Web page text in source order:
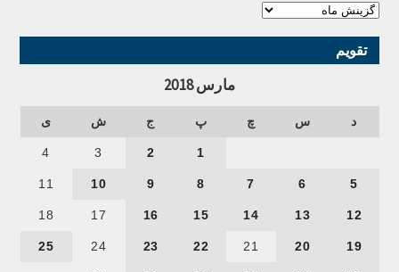
تقویم
مارس 2018
د س چ پ ج ش ی
1
2
3
4
5
6
7
8
9
10
11
12
13
14
15
16
17
18
19
20
21
22
23
24
25